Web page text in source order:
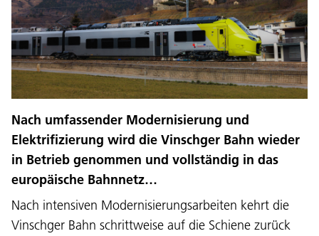
Nach umfassender Modernisierung und
Elektrifizierung wird die Vinschger Bahn wieder
in Betrieb genommen und vollständig in das
europäische Bahnnetz…
Nach intensiven Modernisierungsarbeiten kehrt die
Vinschger Bahn schrittweise auf die Schiene zurück